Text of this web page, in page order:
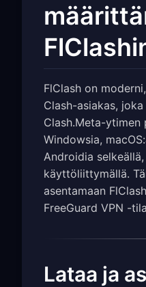
FlClash on
Clash-asiakas,
Clash.Meta-ytimen
Windowsia,
Androidia
käyttöliittymällä.
asentamaan
FreeGuard VPN -
Lataa ja